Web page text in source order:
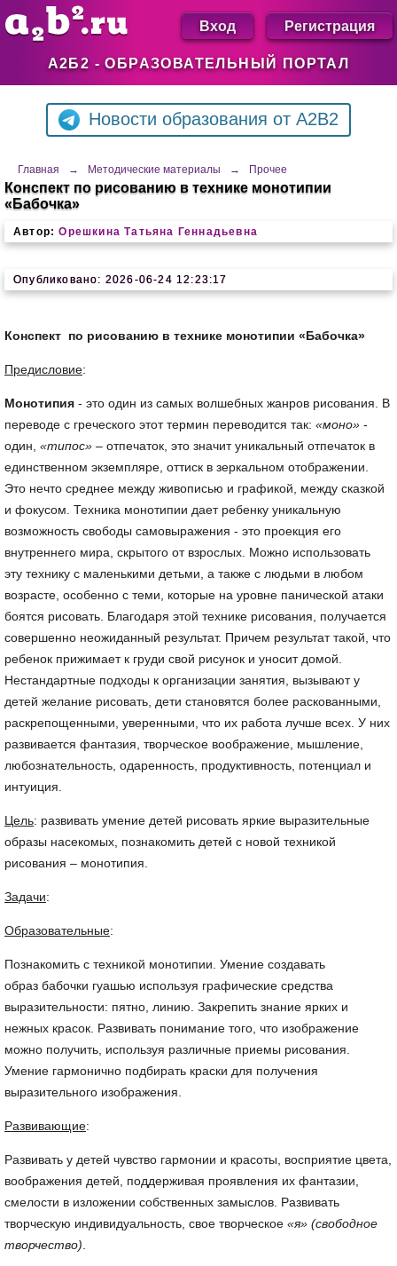
А2Б2 - ОБРАЗОВАТЕЛЬНЫЙ ПОРТАЛ
Вход Регистрация
Новости образования от A2B2
Главная → Методические материалы → Прочее
Конспект по рисованию в технике монотипии
«Бабочка»
Автор: Орешкина Татьяна Геннадьевна
Опубликовано: 2026-06-24 12:23:17
Конспект по рисованию в технике монотипии «Бабочка»
Предисловие:
Монотипия - это один из самых волшебных жанров рисования. В
переводе с греческого этот термин переводится так: «моно» -
один, «типос» – отпечаток, это значит уникальный отпечаток в
единственном экземпляре, оттиск в зеркальном отображении.
Это нечто среднее между живописью и графикой, между сказкой
и фокусом. Техника монотипии дает ребенку уникальную
возможность свободы самовыражения - это проекция его
внутреннего мира, скрытого от взрослых. Можно использовать
эту технику с маленькими детьми, а также с людьми в любом
возрасте, особенно с теми, которые на уровне панической атаки
боятся рисовать. Благодаря этой технике рисования, получается
совершенно неожиданный результат. Причем результат такой, что
ребенок прижимает к груди свой рисунок и уносит домой.
Нестандартные подходы к организации занятия, вызывают у
детей желание рисовать, дети становятся более раскованными,
раскрепощенными, уверенными, что их работа лучше всех. У них
развивается фантазия, творческое воображение, мышление,
любознательность, одаренность, продуктивность, потенциал и
интуиция.
Цель: развивать умение детей рисовать яркие выразительные
образы насекомых, познакомить детей с новой техникой
рисования – монотипия.
Задачи:
Образовательные:
Познакомить с техникой монотипии. Умение создавать
образ бабочки гуашью используя графические средства
выразительности: пятно, линию. Закрепить знание ярких и
нежных красок. Развивать понимание того, что изображение
можно получить, используя различные приемы рисования.
Умение гармонично подбирать краски для получения
выразительного изображения.
Развивающие:
Развивать у детей чувство гармонии и красоты, восприятие цвета,
воображения детей, поддерживая проявления их фантазии,
смелости в изложении собственных замыслов. Развивать
творческую индивидуальность, свое творческое «я» (свободное
творчество)